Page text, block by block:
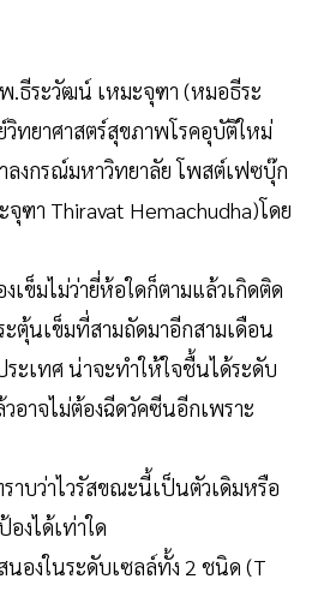
พ.ธีระวัฒน์ เหมะจุฑา (หมอธีระ
ทยาศาสตร์สุขภาพโรคอุบัติใหม่
งกรณ์มหาวิทยาลัย โพสต์เฟซบุ๊ก
ฑา Thiravat Hemachudha)โดย
เข็มไม่ว่ายี่ห้อใดก็ตามแล้วเกิดติด
ตุ้นเข็มที่สามถัดมาอีกสามเดือน
ระเทศ น่าจะทำให้ใจชื้นได้ระดับ
อาจไม่ต้องฉีดวัคซีนอีกเพราะ
าบว่าไวรัสขณะนี้เป็นตัวเดิมหรือ
งได้เท่าใด
องในระดับเซลล์ทั้ง 2 ชนิด (T